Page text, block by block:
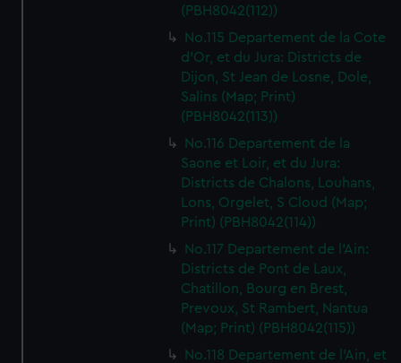
(PBH8042(112))
No.115 Departement de la Cote
d'Or, et du Jura: Districts de
Dijon, St Jean de Losne, Dole,
Salins (Map; Print)
(PBH8042(113))
No.116 Departement de la
Saone et Loir, et du Jura:
Districts de Chalons, Louhans,
Lons, Orgelet, S Cloud (Map;
Print) (PBH8042(114))
No.117 Departement de l'Ain:
Districts de Pont de Laux,
Chatillon, Bourg en Brest,
Prevoux, St Rambert, Nantua
(Map; Print) (PBH8042(115))
No.118 Departement de l'Ain, et